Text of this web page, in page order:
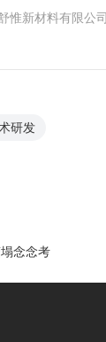
新材料有限
研发
念念考